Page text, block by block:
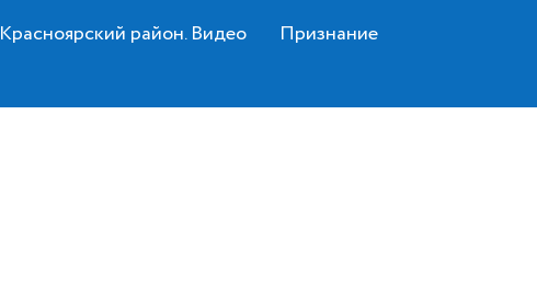
Красноярский район. Видео
Признание